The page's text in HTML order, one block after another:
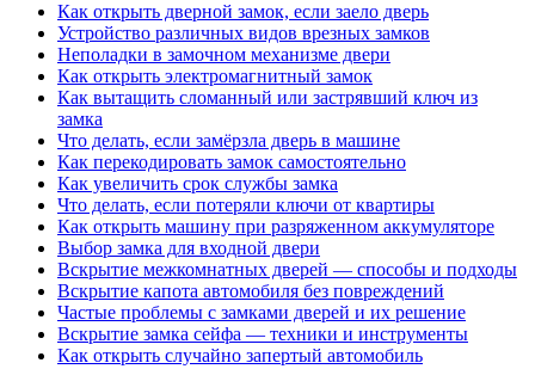
Как открыть дверной замок, если заело дверь
Устройство различных видов врезных замков
Неполадки в замочном механизме двери
Как открыть электромагнитный замок
Как вытащить сломанный или застрявший ключ из
замка
Что делать, если замёрзла дверь в машине
Как перекодировать замок самостоятельно
Как увеличить срок службы замка
Что делать, если потеряли ключи от квартиры
Как открыть машину при разряженном аккумуляторе
Выбор замка для входной двери
Вскрытие межкомнатных дверей — способы и подходы
Вскрытие капота автомобиля без повреждений
Частые проблемы с замками дверей и их решение
Вскрытие замка сейфа — техники и инструменты
Как открыть случайно запертый автомобиль